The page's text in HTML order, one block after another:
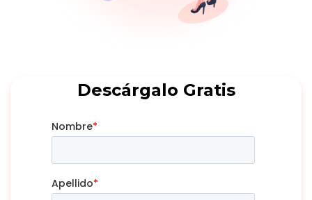
Descárgalo Gratis